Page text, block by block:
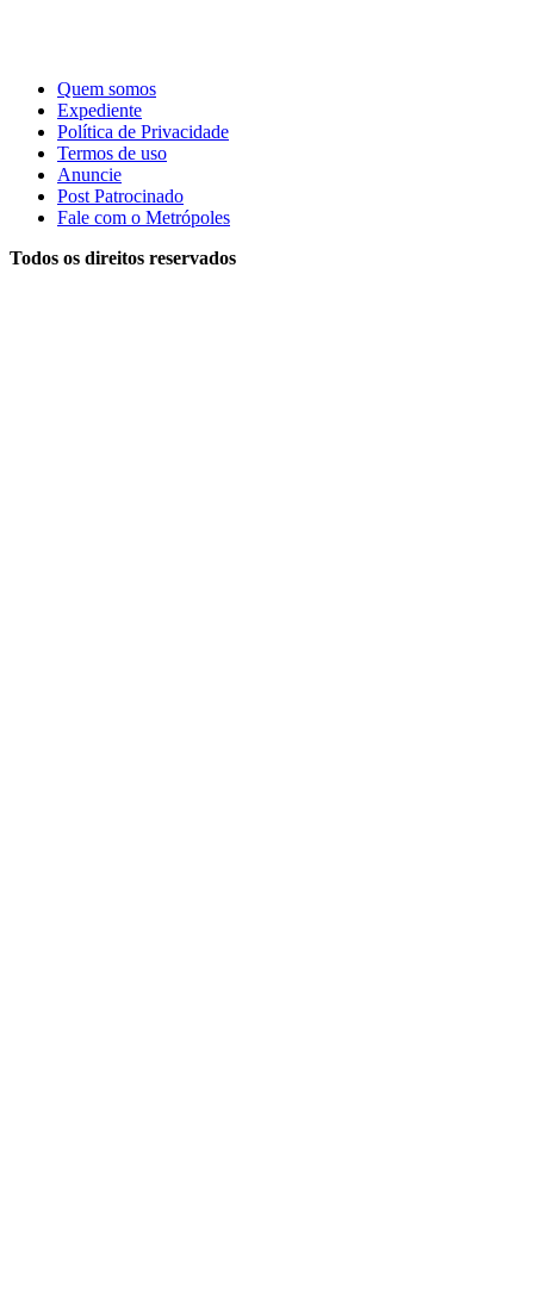
Quem somos
Expediente
Política de Privacidade
Termos de uso
Anuncie
Post Patrocinado
Fale com o Metrópoles
Todos os direitos reservados